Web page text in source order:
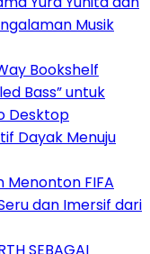
Musik
Bookshelf
Bass” untuk
Desktop
Dayak Menuju
Menonton FIFA
dan Imersif dari
SEBAGAI